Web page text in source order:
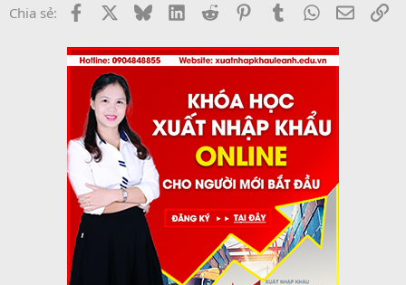
Chia sẻ: Facebook BlueskyLinkedInReddit PinterestTumblrWhatsApp
Email